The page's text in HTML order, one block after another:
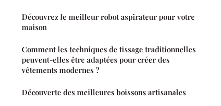
Découvrez le meilleur robot aspirateur pour votre
maison
Comment les techniques de tissage traditionnelles
peuvent-elles être adaptées pour créer des
vêtements modernes ?
Découverte des meilleures boissons artisanales